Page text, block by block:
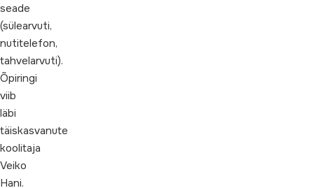
seade
(sülearvuti,
nutitelefon,
tahvelarvuti).
Õpiringi
viib
läbi
täiskasvanute
koolitaja
Veiko
Hani.